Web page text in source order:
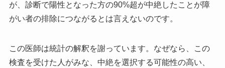
が、診断で陽性となった方の90%超が中絶したことが障
がい者の排除につながるとは言えないのです。
この医師は統計の解釈を謝っています。なぜなら、この
検査を受けた人がみな、中絶を選択する可能性の高い、